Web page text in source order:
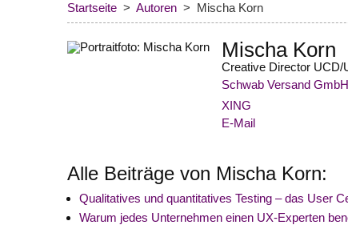
Startseite Autoren Mischa Korn
Mischa Korn
Creative Director UCD/
Schwab Versand GmbH
XING
E-Mail
Alle Beiträge von Mischa Korn:
Qualitatives und quantitatives Testing – das User
Warum jedes Unternehmen einen UX-Experten